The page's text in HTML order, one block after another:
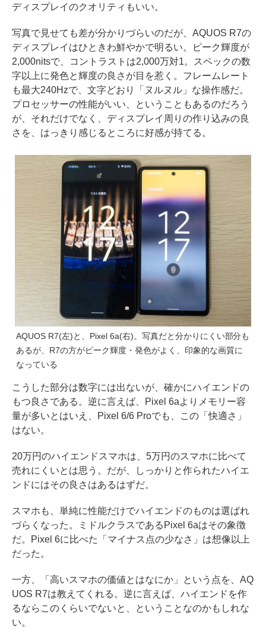
ディスプレイのクオリティもいい。
写真で見せても差が分かりづらいのだが、AQUOS R7の
ディスプレイはひときわ鮮やかで明るい。ピーク輝度が
2,000nitsで、コントラストは2,000万対1。スペックの数
字以上に発色と輝度の良さが目を惹く。フレームレート
も最大240Hzで、文字どおり「ヌルヌル」な操作感だ。
プロセッサーの性能がいい、ということもあるのだろう
が、それだけでなく、ディスプレイ周りの作り込みの良
さを、はっきり感じるところに好感が持てる。
AQUOS R7(左)と、Pixel 6a(右)。写真だと分かりにくい部分も
あるが、R7の方がピーク輝度・発色がよく、印象的な画質に
なっている
こうした部分は数字には出ないが、確かにハイエンドの
もつ良さである。逆に言えば、Pixel 6aよりメモリー容
量が多いとはいえ、Pixel 6/6 Proでも、この「快適さ」
はない。
20万円のハイエンドスマホは、5万円のスマホに比べて
売れにくいとは思う。だが、しっかりと作られたハイエ
ンドにはその良さはあるはずだ。
スマホも、単純に性能だけでハイエンドのものは選ばれ
づらくなった。ミドルクラスであるPixel 6aはその象徴
だ。Pixel 6に比べた「マイナス点の少なさ」は想像以上
だった。
一方、「高いスマホの価値とはなにか」という点を、AQ
UOS R7は教えてくれる。逆に言えば、ハイエンドを作
るならこのくらいでないと、ということなのかもしれな
い。